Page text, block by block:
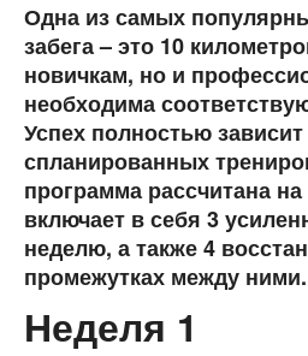
Одна из самых
забега – это 10
новичкам, но и
необходима
Успех полностью
спланированных
программа рассчитана
включает в себя 3
неделю, а также 4
промежутках между ними.
Неделя 1